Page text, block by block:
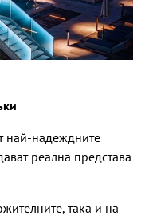
най-надеждните
реална представа
така и на